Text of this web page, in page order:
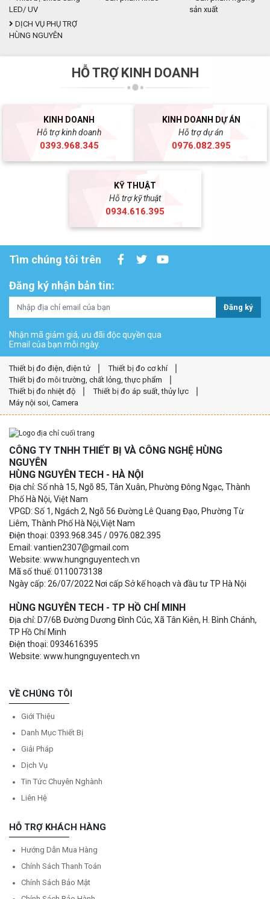
LED/ UV
sản xuất
DỊCH VỤ PHỤ TRỢ
HÙNG NGUYÊN
HỖ TRỢ KINH DOANH
KINH DOANH
Hỗ trợ kinh doanh
0393.968.345
KINH DOANH DỰ ÁN
Hỗ trợ dự án
0976.082.395
KỸ THUẬT
Hỗ trợ kỹ thuật
0934.616.395
Tìm chúng tôi trên
Đăng ký nhận bản tin:
Đăng ký
Nhận mã giảm giá, ưu đãi độc quyền qua
Email của bạn mỗi ngày.
Thiết bị đo điện, điện tử
Thiết bị đo cơ khí
Thiết bị đo môi trường, chất lỏng, thực phẩm
Thiết bị đo nhiệt độ
Thiết bị đo áp suất, thủy lực
Máy nội soi, Camera
CÔNG TY TNHH THIẾT BỊ VÀ CÔNG NGHỆ HÙNG
NGUYÊN
HÙNG NGUYÊN TECH - HÀ NỘI
Địa chỉ: Số nhà 15, Ngõ 85, Tân Xuân, Phường Đông Ngạc, Thành
Phố Hà Nội, Việt Nam
VPGD: Số 1, Ngách 2, Ngõ 56 Đường Lê Quang Đạo, Phường Từ
Liêm, Thành Phố Hà Nội,Việt Nam
Điện thoại: 0393.968.345 / 0976.082.395
Email: vantien2307@gmail.com
Website: www.hungnguyentech.vn
Mã số thuế: 0110073138
Ngày cấp: 26/07/2022 Nơi cấp Sở kế hoạch và đầu tư TP Hà Nội
HÙNG NGUYÊN TECH - TP HỒ CHÍ MINH
Địa chỉ: D7/6B Đường Dương Đình Cúc, Xã Tân Kiên, H. Bình Chánh,
TP Hồ Chí Minh
Điện thoại: 0934616395
Website: www.hungnguyentech.vn
VỀ CHÚNG TÔI
Giới Thiệu
Danh Mục Thiết Bị
Giải Pháp
Dịch Vụ
Tin Tức Chuyên Nghành
Liên Hệ
HỖ TRỢ KHÁCH HÀNG
Hướng Dẫn Mua Hàng
Chính Sách Thanh Toán
Chính Sách Bảo Mật